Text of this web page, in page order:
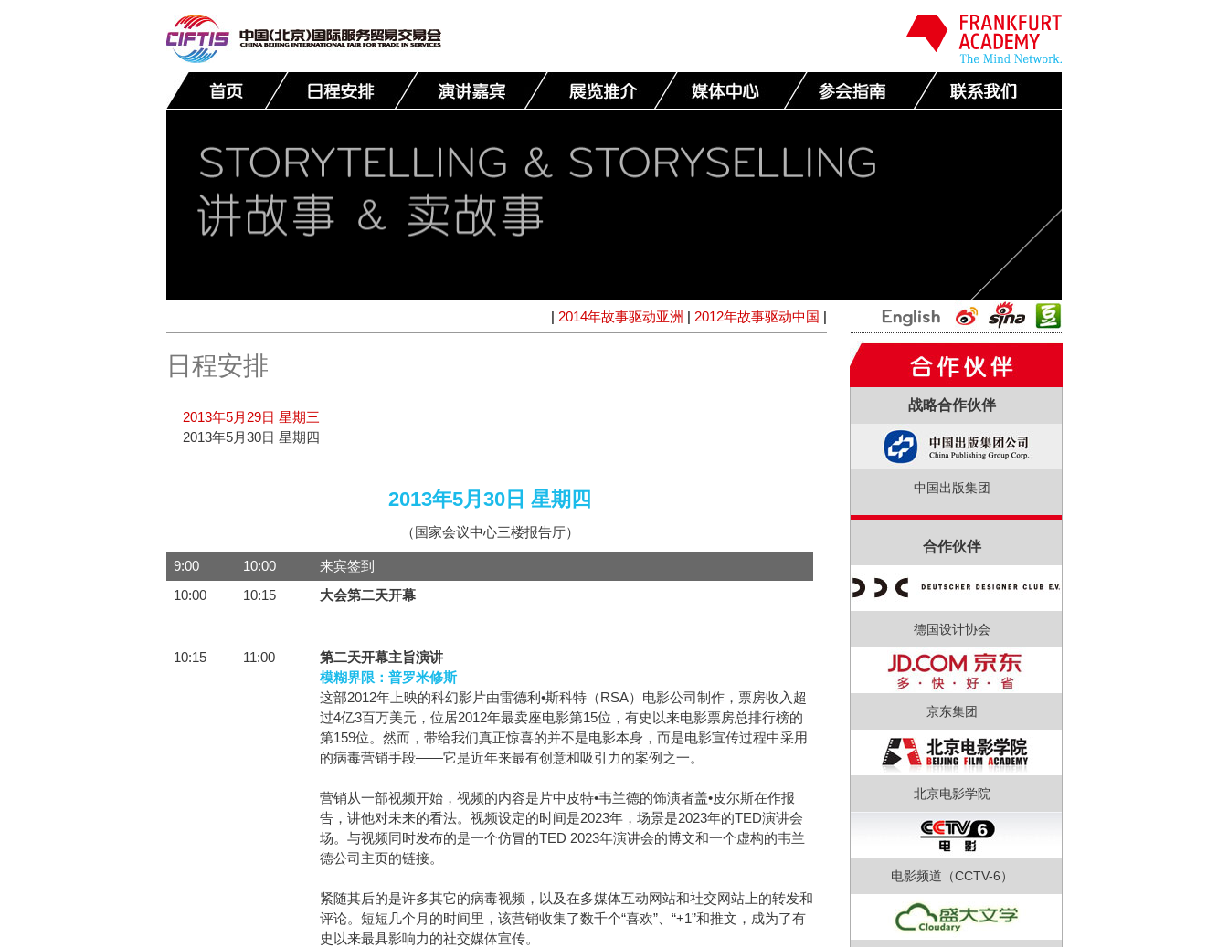
| 2014年故事驱动亚洲 | 2012年故事驱动中国 |
日程安排
2013年5月29日 星期三
2013年5月30日 星期四
2013年5月30日 星期四
（国家会议中心三楼报告厅）
9:00 10:00
来宾签到
10:00
10:15 大会第二天开幕
10:15 11:00
第二天开幕主旨演讲
模糊界限：普罗米修斯
这部2012年上映的科幻影片由雷德利•斯科特（RSA）电影公司制作，票房收入超
过4亿3百万美元，位居2012年最卖座电影第15位，有史以来电影票房总排行榜的
第159位。然而，带给我们真正惊喜的并不是电影本身，而是电影宣传过程中采用
的病毒营销手段——它是近年来最有创意和吸引力的案例之一。
营销从一部视频开始，视频的内容是片中皮特•韦兰德的饰演者盖•皮尔斯在作报
告，讲他对未来的看法。视频设定的时间是2023年，场景是2023年的TED演讲会
场。与视频同时发布的是一个仿冒的TED 2023年演讲会的博文和一个虚构的韦兰
德公司主页的链接。
紧随其后的是许多其它的病毒视频，以及在多媒体互动网站和社交网站上的转发和
评论。短短几个月的时间里，该营销收集了数千个“喜欢”、“+1”和推文，成为了有
史以来最具影响力的社交媒体宣传。
战略合作伙伴
中国出版集团
合作伙伴
德国设计协会
京东集团
北京电影学院
电影频道（CCTV-6）